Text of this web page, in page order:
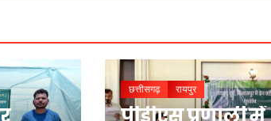
छत्तीसगढ़ रायपुर